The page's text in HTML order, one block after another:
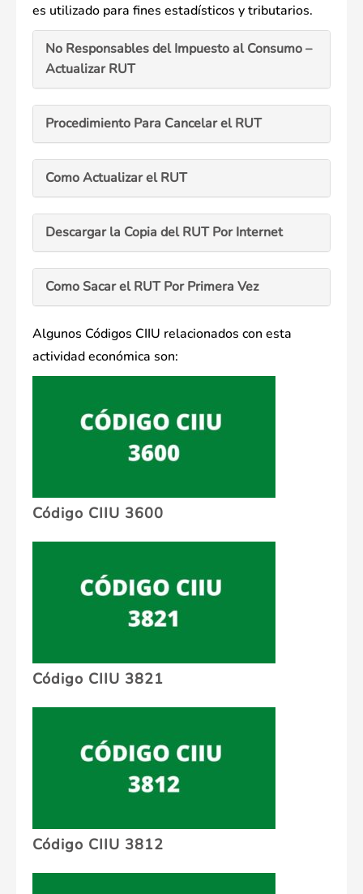
es utilizado para fines estadísticos y tributarios.
No Responsables del Impuesto al Consumo –
Actualizar RUT
Procedimiento Para Cancelar el RUT
Como Actualizar el RUT
Descargar la Copia del RUT Por Internet
Como Sacar el RUT Por Primera Vez
Algunos Códigos CIIU relacionados con esta
actividad económica son:
Código CIIU 3600
Código CIIU 3821
Código CIIU 3812